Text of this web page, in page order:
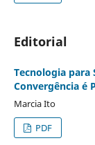
Editorial
Tecnologia para
Convergência é
Marcia Ito
PDF